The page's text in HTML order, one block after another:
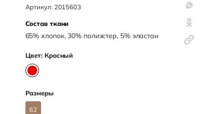
Артикул: 2015603
Состав ткани
65%хлопок, 30% полиэстер, 5% эластан
Цвет: Красный
Размеры
62